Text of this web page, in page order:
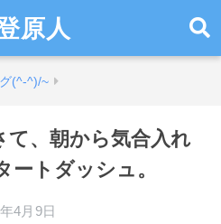
原人
(^-^)/~
、朝から気合入れ
トダッシュ。
4月9日